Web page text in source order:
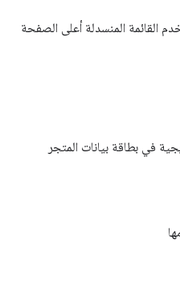
القائمة المنسدلة أعلى الصفحة
في بطاقة بيانات المتجر